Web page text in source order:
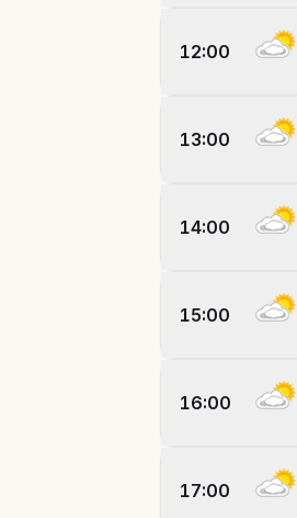
12:00
13:00
14:00
15:00
16:00
17:00